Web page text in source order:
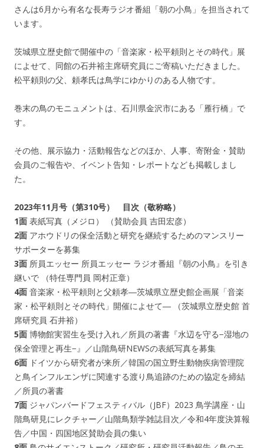
さんは6月から有名な長寿ラジオ番組「朝の小鳥」を担当されて
います。
茨城県立歴史館で開催中の「音楽家・松平頼則とその時代」展
によせて、同館の石井裕主席研究員にご寄稿いただきました。
松平頼則の父、頼孝氏は鳥学にゆかりのある人物です。
巻末の鳥のモニュメントは、石川県金沢市にある「雁行橋」で
す。
その他、展示協力・活動報告などのほか、人事、寄附金・賛助
会員のご報告や、イベント告知・レポートなども掲載しまし
た。
2023年11月号（第310号） 目次（敬称略）
1面 表紙写真（メジロ） （賛助会員 吉田宏彦）
2面 アホウドリの保全活動と研究を継続するためのマンスリー
サポーターを募集
3面 所員エッセー 所員エッセー ラジオ番組『朝の小鳥』を引き
継いで （特任専門員 岡村正章）
4面 音楽家・松平頼則と父頼孝―茨城県立歴史館企画展「音楽
家・松平頼則とその時代」開催によせて― （茨城県立歴史館 首
席研究員 石井裕）
5面 博物館実習生を受け入れ／所員の著書『水辺を守る−湿地の
保全管理と再生−』／山階鳥研NEWSの表紙写真を募集
6面 ドイツから研究者が来所／韓国の国立野生動物疾病管理院
と鳥インフルエンザに関連する渡り鳥追跡のための協定を締結
／所員の著書
7面 ジャパンバードフェスティバル（JBF）2023 鳥学講座・山
階鳥研見にレクチャー／山階鳥類学雑誌目次／令和4年度決算報
告／中国・四国地区賛助会員の集い